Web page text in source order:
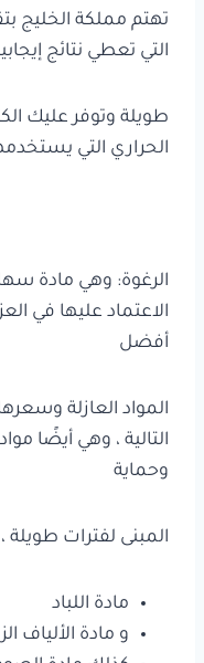
تهتم مملكة الخليج
التي تعطي نتائج
طويلة وتوفر عليك
الحراري التي
الرغوة: وهي مادة
الاعتماد عليها في
أفضل
المواد العازلة
التالية ، وهي أيضًا
وحماية
المبنى لفترات طويلة
مادة اللباد
و مادة الألياف